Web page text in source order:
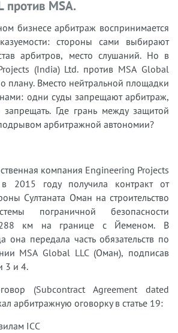
против MSA.
бизнесе арбитраж воспринимается
стороны сами выбирают
арбитров, место слушаний. Но в
(India) Ltd. против MSA Global
плану. Вместо нейтральной площадки
одни суды запрещают арбитраж,
Где грань между защитой
арбитражной автономии?
компания Engineering Projects
2015 году получила контракт от
Султаната Оман на строительство
пограничной безопасности
288 км на границе с Йеменом. В
она передала часть обязательств по
MSA Global LLC (Оман), подписав
3 и 4.
(Subcontract Agreement dated
арбитражную оговорку в статье 19:
ICC